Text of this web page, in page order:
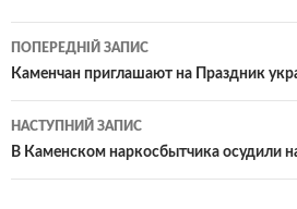
Навігація
по
записам
ПОПЕРЕДНІЙ ЗАПИС
Каменчан приглашают на Праздник
НАСТУПНИЙ ЗАПИС
В Каменском наркосбытчика осудили